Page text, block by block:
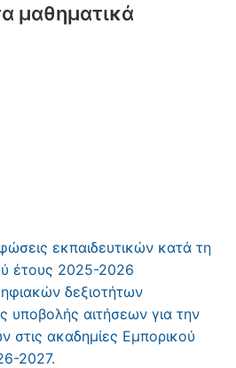
μαθηματικά
εκπαιδευτικών κατά τη
έτους 2025-2026
δεξιοτήτων
υποβολής αιτήσεων για την
στις ακαδημίες Εμπορικού
2027.